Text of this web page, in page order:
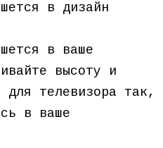
в дизайн
в ваше
высоту и
для телевизора так,
в ваше